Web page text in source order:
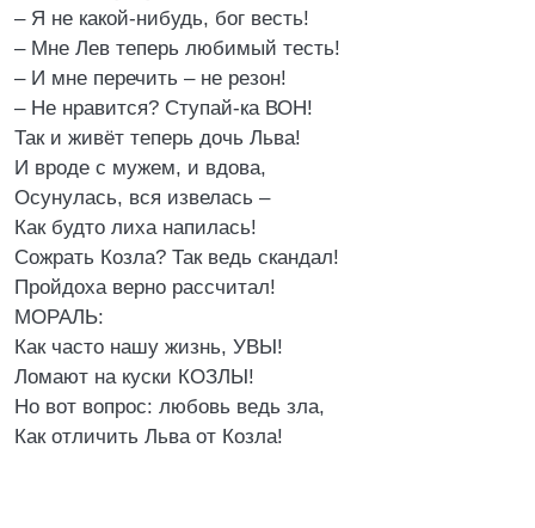
– Я не какой-нибудь, бог весть!
– Мне Лев теперь любимый тесть!
– И мне перечить – не резон!
– Не нравится? Ступай-ка ВОН!
Так и живёт теперь дочь Льва!
И вроде с мужем, и вдова,
Осунулась, вся извелась –
Как будто лиха напилась!
Сожрать Козла? Так ведь скандал!
Пройдоха верно рассчитал!
МОРАЛЬ:
Как часто нашу жизнь, УВЫ!
Ломают на куски КОЗЛЫ!
Но вот вопрос: любовь ведь зла,
Как отличить Льва от Козла!